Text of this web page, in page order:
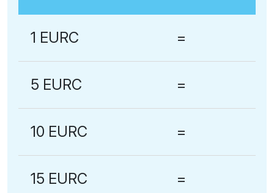
1 EURC =
5 EURC =
10 EURC =
15 EURC =